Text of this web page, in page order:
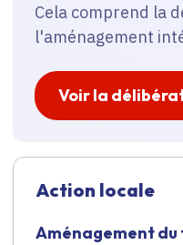
Cela comprend la
l'aménagement
Voir la
Action locale
Aménagement